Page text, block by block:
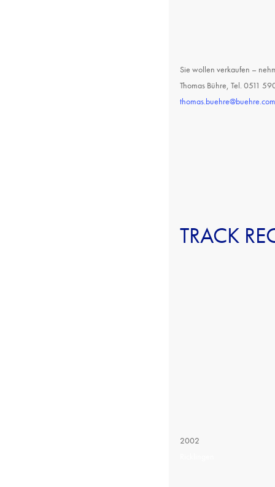
Sie wollen verkaufen –
Thomas Bühre, Tel. 0511
thomas.buehre@buehre.com
TRACK
2002